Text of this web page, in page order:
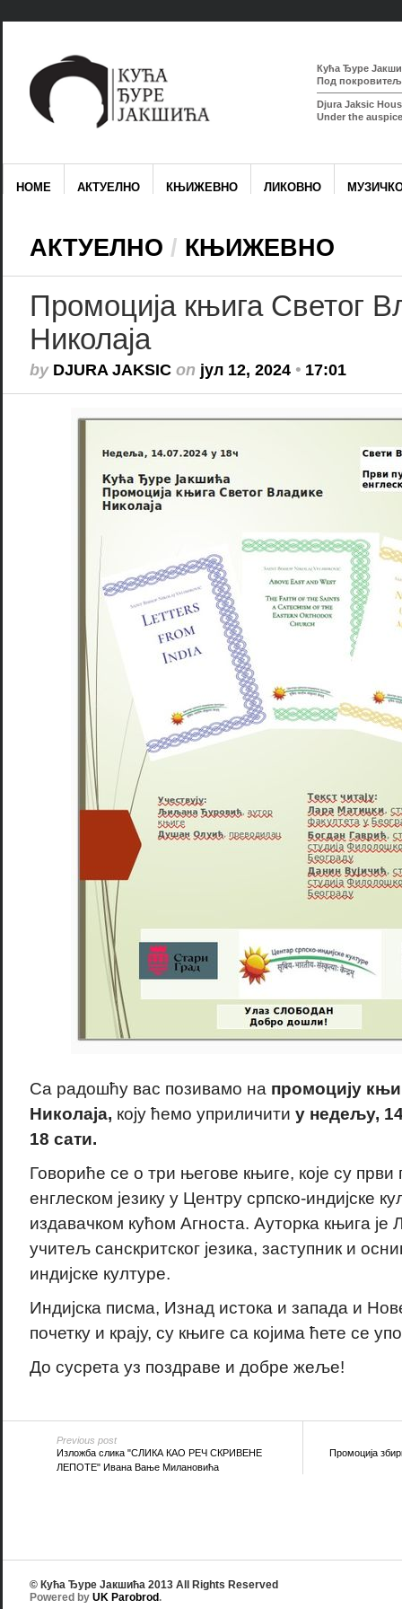
Кућа Ђуре
Под
Djura Jaksic
Under the
HOME АКТУЕЛНО КЊИЖЕВНО ЛИКОВНО
АКТУЕЛНО / КЊИЖЕВНО
Промоција књига Светог
Николаја
by DJURA JAKSICon јул 12, 2024• 17:01
Са радошћу вас позивамо на промоцију
Николаја, коју ћемо уприличити у недељу,
18 сати.
Говориће се о три његове књиге, које су
енглеском језику у Центру српско-индијске
издавачком кућом Агноста. Ауторка књига
учитељ санскритског језика, заступник и
индијске културе.
Индијска писма, Изнад истока и запада и
почетку и крају, су књиге са којима ћете се
До сусрета уз поздраве и добре жеље!
Previous post
Изложба слика "СЛИКА КАО РЕЧ СКРИВЕНЕ
ЛЕПОТЕ" Ивана Вање Милановића
Промоција
© Кућа Ђуре Јакшића 2013 All Rights Reserved
Powered by UK Parobrod.